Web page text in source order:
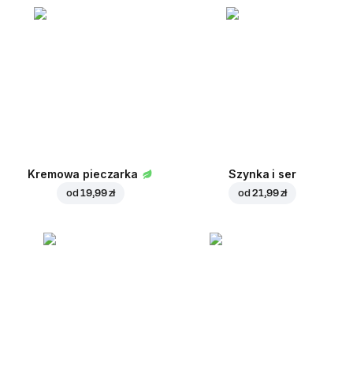
Kremowa pieczarka
od19,99 zł
Szynka i ser
od21,99 zł